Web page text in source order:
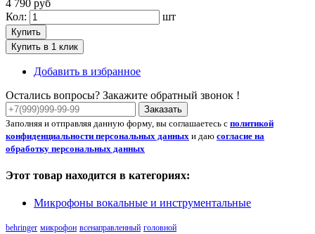
4 790 руб
Кол:
шт
Купить
Купить в 1 клик
Добавить в избранное
Остались вопросы? Закажите обратный звонок !
Заказать
Заполняя и отправляя данную форму, вы соглашаетесь с политикой
конфиденциальности персональных данных и даю согласие на
обработку персональных данных
Этот товар находится в категориях:
Микрофоны вокальные и инструментальные
behringer микрофон всенаправленный головной